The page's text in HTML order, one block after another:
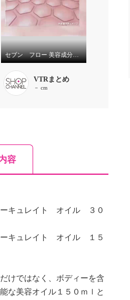
セブン フロー 美容成分９９．９％配合 ハリツヤ潤い美肌へ お顔から全身まで使える！ ハーブ サーキュレイト オイル ３本分セット
VTRまとめ
－ cm
容
キュレイト オイル ３０
キュレイト オイル １５
けではなく、ボディーを含
な美容オイル１５０ｍｌと